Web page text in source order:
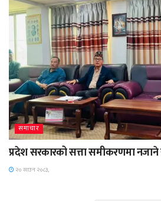
समाचार
प्रदेश सरकारको सत्ता समीकरणमा नजाने
२० साउन २०८३,